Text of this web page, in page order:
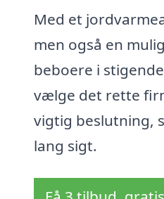
Med et
men også en
beboere i
vælge det rette
vigtig beslutning,
lang sigt.